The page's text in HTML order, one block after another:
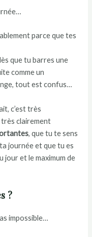
parce que tes
que tu barres une
comme un
tout est confus…
c’est très
clairement
, que tu te sens
ta journée et que tu es
jour et le maximum de
?
impossible…